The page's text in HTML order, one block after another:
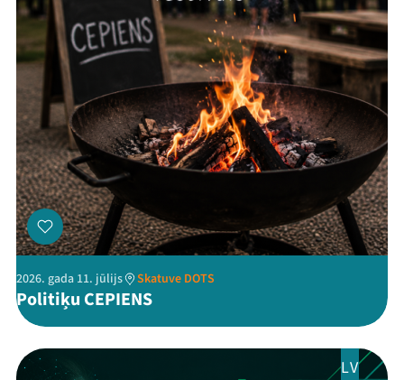
ThreadsFacebookYoutube
X Instagram
Flick TikTok
2026. gada 11. jūlijs Skatuve DOTS
Politiķu CEPIENS
LV